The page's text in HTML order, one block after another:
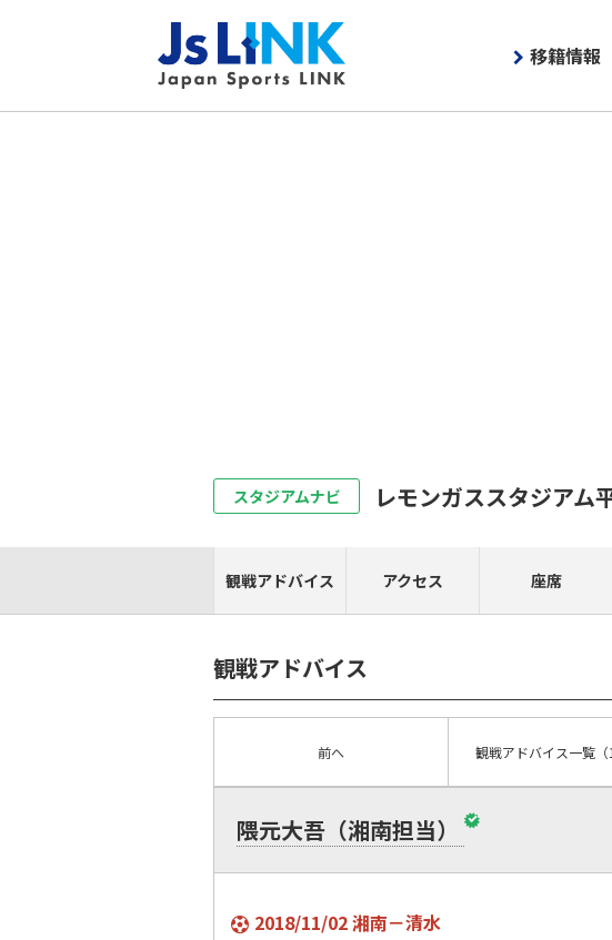
移籍情報
スタジアムナビ レモンガススタジアム
観戦アドバイス アクセス 座席
観戦アドバイス
前へ 観戦アドバイス一覧（
隈元大吾（湘南担当）
2018/11/02 湘南－清水